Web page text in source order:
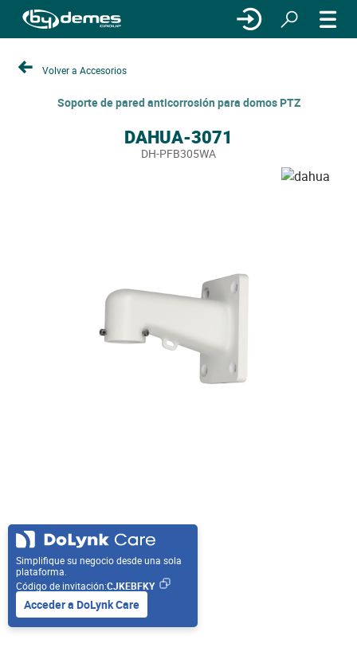
Volver a Accesorios
Soporte de pared anticorrosión para domos PTZ
DAHUA-3071
DH-PFB305WA
Simplifique su negocio desde una sola
plataforma.
Código de invitación:CJKEBFKY
Acceder a DoLynk Care